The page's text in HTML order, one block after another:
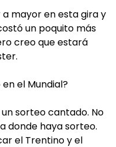
mayor en esta gira y
un poquito más
creo que estará
el Mundial?
sorteo cantado. No
donde haya sorteo.
el Trentino y el